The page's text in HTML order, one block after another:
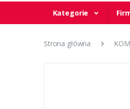
Kategorie
Strona główna